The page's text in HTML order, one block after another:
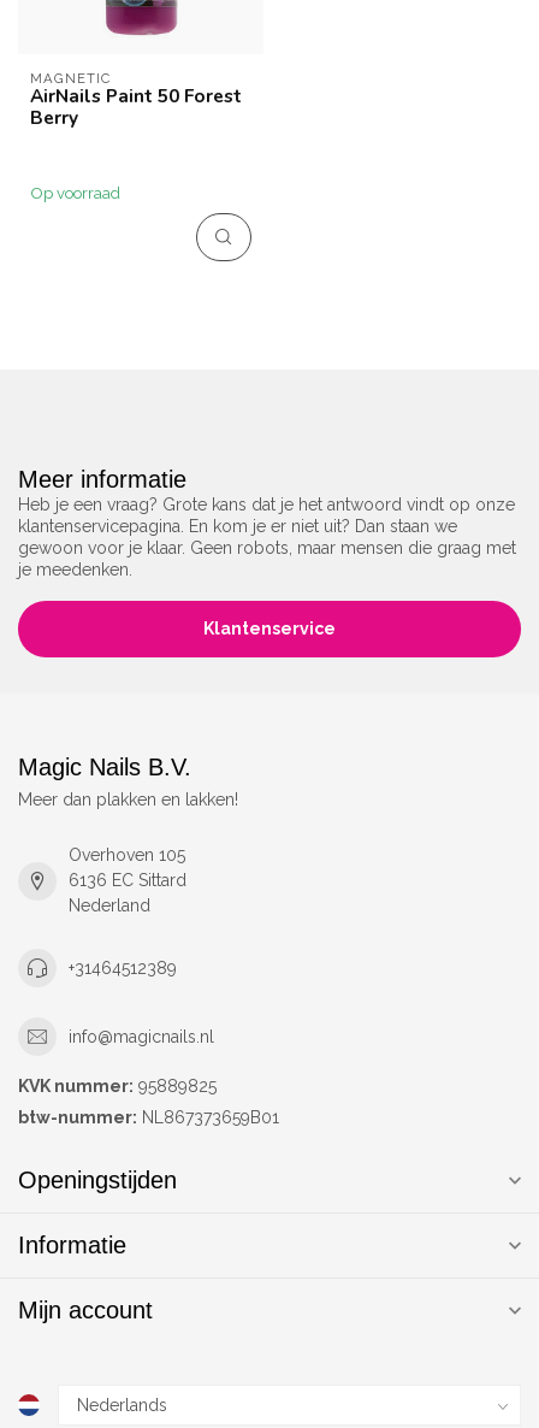
MAGNETIC
AirNails Paint 50 Forest
Berry
Op voorraad
Meer informatie
Heb je een vraag? Grote kans dat je het antwoord vindt op onze
klantenservicepagina. En kom je er niet uit? Dan staan we
gewoon voor je klaar. Geen robots, maar mensen die graag met
je meedenken.
Klantenservice
Magic Nails B.V.
Meer dan plakken en lakken!
Overhoven 105
6136 EC Sittard
Nederland
+31464512389
info@magicnails.nl
KVK nummer: 95889825
btw-nummer: NL867373659B01
Openingstijden
Informatie
Mijn account